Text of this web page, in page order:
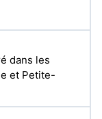
dans les
et Petite-